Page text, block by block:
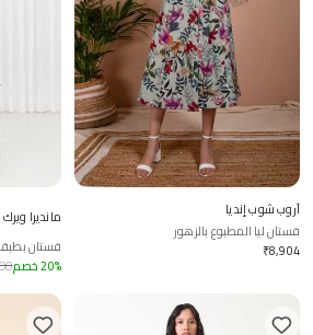
آروب شوب إنديا
فستان ليا المطبوع بالزهور
₹8,904
مانديرا ويرك
فستان
20% خصم